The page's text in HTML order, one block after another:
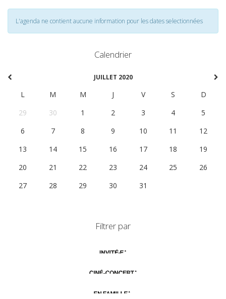
L'agenda ne contient aucune information pour les dates selectionnées
Calendrier
JUILLET 2020
L M M J V S
D
29
30 1 2 3 4
5
6
7 8 9 10 11
12
13
14 15 16 17 18
19
20
21 22 23 24 25
26
27
28 29 30 31
Filtrer par